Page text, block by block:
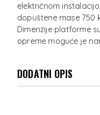
električnom
dopuštene mase 750
Dimenzije platforme
DODATNI OPIS